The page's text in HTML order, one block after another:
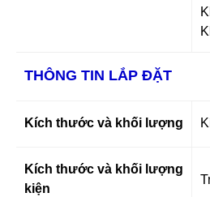
THÔNG TIN LẮP ĐẶT
Kích thước và khối lượng
Kích thước và khối lượng
kiện